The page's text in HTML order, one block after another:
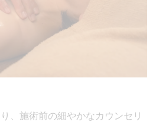
、施術前の細やかなカウンセリ